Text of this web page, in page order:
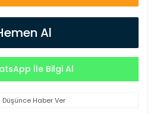
Al
İle Bilgi Al
Düşünce Haber Ver